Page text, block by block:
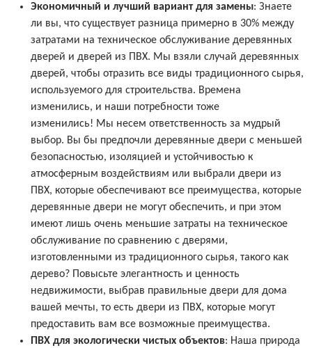
Экономичный и лучший вариант для замены: Знаете
ли вы, что существует разница примерно в 30% между
затратами на техническое обслуживание деревянных
дверей и дверей из ПВХ. Мы взяли случай деревянных
дверей, чтобы отразить все виды традиционного сырья,
используемого для строительства. Времена
изменились, и наши потребности тоже
изменились! Мы несем ответственность за мудрый
выбор. Вы бы предпочли деревянные двери с меньшей
безопасностью, изоляцией и устойчивостью к
атмосферным воздействиям или выбрали двери из
ПВХ, которые обеспечивают все преимущества, которые
деревянные двери не могут обеспечить, и при этом
имеют лишь очень меньшие затраты на техническое
обслуживание по сравнению с дверями,
изготовленными из традиционного сырья, такого как
дерево? Повысьте элегантность и ценность
недвижимости, выбрав правильные двери для дома
вашей мечты, то есть двери из ПВХ, которые могут
предоставить вам все возможные преимущества.
ПВХ для экологически чистых объектов: Наша природа